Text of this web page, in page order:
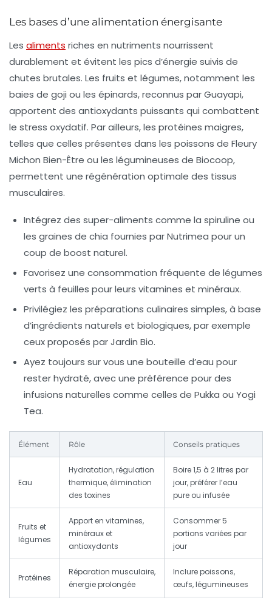
Les bases d’une alimentation énergisante
Les aliments riches en nutriments nourrissent
durablement et évitent les pics d’énergie suivis de
chutes brutales. Les fruits et légumes, notamment les
baies de goji ou les épinards, reconnus par Guayapi,
apportent des antioxydants puissants qui combattent
le stress oxydatif. Par ailleurs, les protéines maigres,
telles que celles présentes dans les poissons de Fleury
Michon Bien-Être ou les légumineuses de Biocoop,
permettent une régénération optimale des tissus
musculaires.
Intégrez des super-aliments comme la spiruline ou
les graines de chia fournies par Nutrimea pour un
coup de boost naturel.
Favorisez une consommation fréquente de légumes
verts à feuilles pour leurs vitamines et minéraux.
Privilégiez les préparations culinaires simples, à base
d’ingrédients naturels et biologiques, par exemple
ceux proposés par Jardin Bio.
Ayez toujours sur vous une bouteille d’eau pour
rester hydraté, avec une préférence pour des
infusions naturelles comme celles de Pukka ou Yogi
Tea.
Élément Rôle Conseils pratiques
Eau
Hydratation, régulation
thermique, élimination
des toxines
Boire 1,5 à 2 litres par
jour, préférer l’eau
pure ou infusée
Fruits et
légumes
Apport en vitamines,
minéraux et
antioxydants
Consommer 5
portions variées par
jour
Protéines
Réparation musculaire,
énergie prolongée
Inclure poissons,
œufs, légumineuses